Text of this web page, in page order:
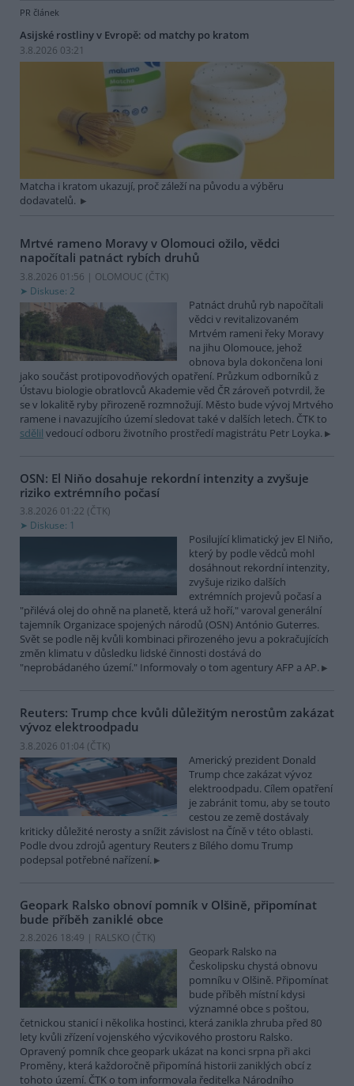
PR článek
Asijské rostliny v Evropě: od matchy po kratom
3.8.2026 03:21
Matcha i kratom ukazují, proč záleží na původu a výběru
dodavatelů.
Mrtvé rameno Moravy v Olomouci ožilo, vědci
napočítali patnáct rybích druhů
3.8.2026 01:56 | OLOMOUC (ČTK)
Diskuse: 2
Patnáct druhů ryb napočítali
vědci v revitalizovaném
Mrtvém rameni řeky Moravy
na jihu Olomouce, jehož
obnova byla dokončena loni
jako součást protipovodňových opatření. Průzkum odborníků z
Ústavu biologie obratlovců Akademie věd ČR zároveň potvrdil, že
se v lokalitě ryby přirozeně rozmnožují. Město bude vývoj Mrtvého
ramene i navazujícího území sledovat také v dalších letech. ČTK to
sdělil vedoucí odboru životního prostředí magistrátu Petr Loyka.
OSN: El Niňo dosahuje rekordní intenzity a zvyšuje
riziko extrémního počasí
3.8.2026 01:22 (ČTK)
Diskuse: 1
Posilující klimatický jev El Niňo,
který by podle vědců mohl
dosáhnout rekordní intenzity,
zvyšuje riziko dalších
extrémních projevů počasí a
"přilévá olej do ohně na planetě, která už hoří," varoval generální
tajemník Organizace spojených národů (OSN) António Guterres.
Svět se podle něj kvůli kombinaci přirozeného jevu a pokračujících
změn klimatu v důsledku lidské činnosti dostává do
"neprobádaného území." Informovaly o tom agentury AFP a AP.
Reuters: Trump chce kvůli důležitým nerostům zakázat
vývoz elektroodpadu
3.8.2026 01:04 (ČTK)
Americký prezident Donald
Trump chce zakázat vývoz
elektroodpadu. Cílem opatření
je zabránit tomu, aby se touto
cestou ze země dostávaly
kriticky důležité nerosty a snížit závislost na Číně v této oblasti.
Podle dvou zdrojů agentury Reuters z Bílého domu Trump
podepsal potřebné nařízení.
Geopark Ralsko obnoví pomník v Olšině, připomínat
bude příběh zaniklé obce
2.8.2026 18:49 | RALSKO (ČTK)
Geopark Ralsko na
Českolipsku chystá obnovu
pomníku v Olšině. Připomínat
bude příběh místní kdysi
významné obce s poštou,
četnickou stanicí i několika hostinci, která zanikla zhruba před 80
lety kvůli zřízení vojenského výcvikového prostoru Ralsko.
Opravený pomník chce geopark ukázat na konci srpna při akci
Proměny, která každoročně připomíná historii zaniklých obcí z
tohoto území. ČTK o tom informovala ředitelka Národního